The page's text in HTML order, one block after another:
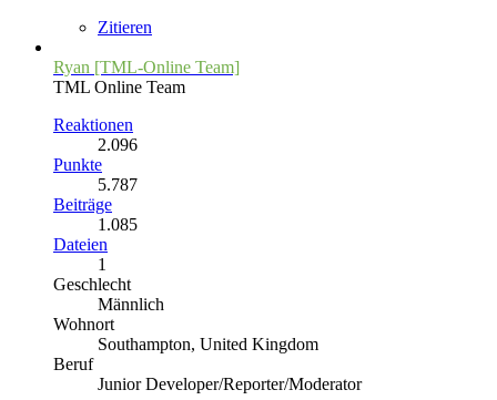
Zitieren
Ryan [TML-Online Team]
TML Online Team
Reaktionen
2.096
Punkte
5.787
Beiträge
1.085
Dateien
1
Geschlecht
Männlich
Wohnort
Southampton, United Kingdom
Beruf
Junior Developer/Reporter/Moderator